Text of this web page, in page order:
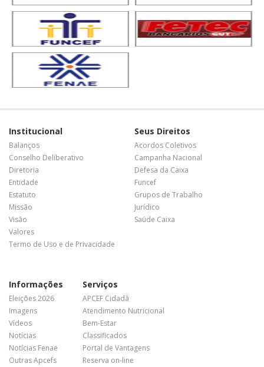
Institucional
Balanços
Conselho Deliberativo
Diretoria
Entidade
Estatuto
Missão
Visão
Valores
Termo de Uso e de Privacidade
Seus Direitos
Acordos Coletivos
Campanha Nacional
Defesa da Caixa
Funcef
Grupos de Trabalho
Jurídico
Saúde Caixa
Informações
Eleições 2026
Imagens
Vídeos
Notícias
Notícias Fenae
Outras Apcefs
Serviços
APCEF Cidadã
Atendimento Nutricional
Bem-Estar
Classificados
Portal de Vantagens
Reserva on-line